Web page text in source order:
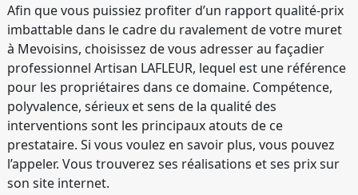
Afin que vous puissiez profiter d’un rapport qualité-prix
imbattable dans le cadre du ravalement de votre muret
à Mevoisins, choisissez de vous adresser au façadier
professionnel Artisan LAFLEUR, lequel est une référence
pour les propriétaires dans ce domaine. Compétence,
polyvalence, sérieux et sens de la qualité des
interventions sont les principaux atouts de ce
prestataire. Si vous voulez en savoir plus, vous pouvez
l’appeler. Vous trouverez ses réalisations et ses prix sur
son site internet.